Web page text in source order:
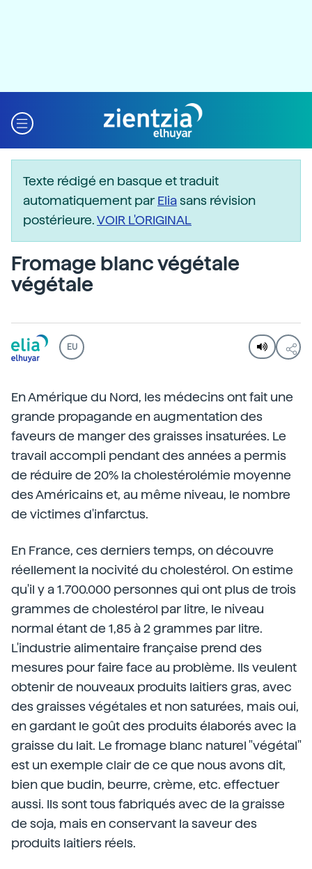
Texte rédigé en basque et traduit
automatiquement parEliasans révision
postérieure.VOIR L'ORIGINAL
Fromage blanc végétale
végétale
EU
En Amérique du Nord, les médecins ont fait une
grande propagande en augmentation des
faveurs de manger des graisses insaturées. Le
travail accompli pendant des années a permis
de réduire de 20% la cholestérolémie moyenne
des Américains et, au même niveau, le nombre
de victimes d'infarctus.
En France, ces derniers temps, on découvre
réellement la nocivité du cholestérol. On estime
qu'il y a 1.700.000 personnes qui ont plus de trois
grammes de cholestérol par litre, le niveau
normal étant de 1,85 à 2 grammes par litre.
L'industrie alimentaire française prend des
mesures pour faire face au problème. Ils veulent
obtenir de nouveaux produits laitiers gras, avec
des graisses végétales et non saturées, mais oui,
en gardant le goût des produits élaborés avec la
graisse du lait. Le fromage blanc naturel "végétal"
est un exemple clair de ce que nous avons dit,
bien que budin, beurre, crème, etc. effectuer
aussi. Ils sont tous fabriqués avec de la graisse
de soja, mais en conservant la saveur des
produits laitiers réels.